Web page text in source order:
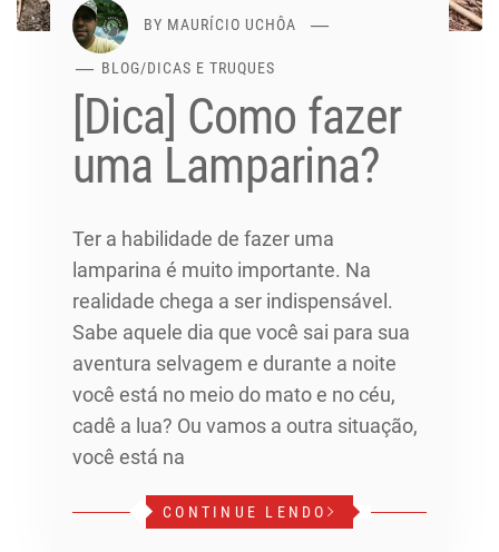
BY MAURÍCIO UCHÔA
BLOG/DICAS E TRUQUES
[Dica] Como fazer
uma Lamparina?
Ter a habilidade de fazer uma
lamparina é muito importante. Na
realidade chega a ser indispensável.
Sabe aquele dia que você sai para sua
aventura selvagem e durante a noite
você está no meio do mato e no céu,
cadê a lua? Ou vamos a outra situação,
você está na
CONTINUE LENDO